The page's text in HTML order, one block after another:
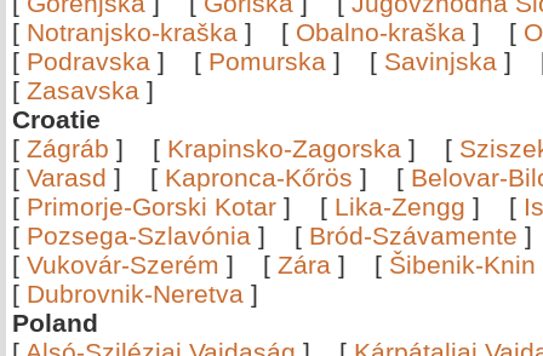
[ Notranjsko-kraška ] [ Obalno-kraška ] [
[ Podravska ] [ Pomurska ] [ Savinjska ]
[ Zasavska ]
Croatie
[ Zágráb ] [ Krapinsko-Zagorska ] [
[ Varasd ] [ Kapronca-Kőrös ] [ Belovar-
[ Primorje-Gorski Kotar ] [ Lika-Zengg ] [
[ Pozsega-Szlavónia ] [ Bród-Szávamente
[ Vukovár-Szerém ] [ Zára ] [ Šibenik-Knin
[ Dubrovnik-Neretva ]
Poland